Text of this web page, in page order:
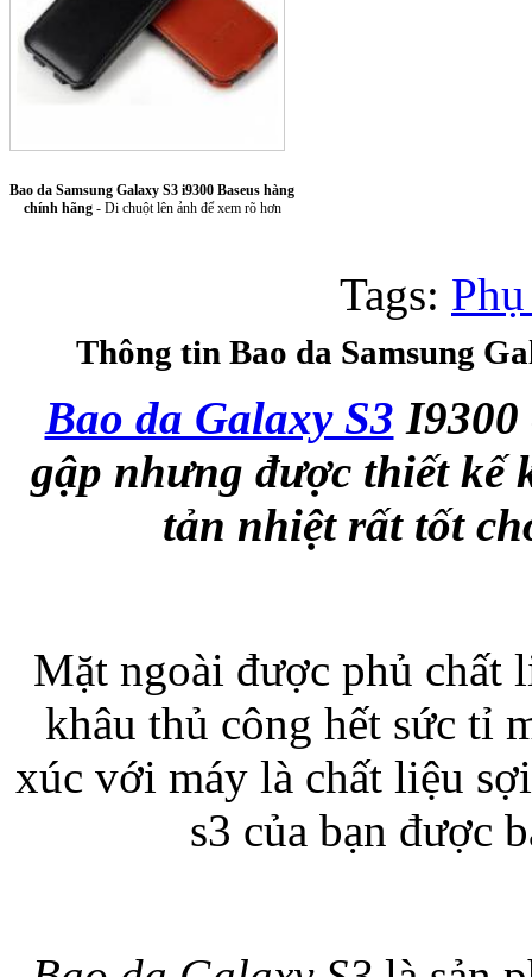
Ốp lưng Sony
Bao da samsung
Bao da Samsung
Bao da Samsung Galaxy S3 i9300 Baseus hàng
chính hãng- Di chuột lên ảnh để xem rõ hơn
Tags:
Thông tin Bao da Samsung
Bao da Galaxy S3 I9300
gập nhưng được thiết kế
tản nhiệt rất tốt
Mặt ngoài được phủ chất
khâu thủ công hết sức tỉ
xúc với máy là chất liệu
s3 của bạn được